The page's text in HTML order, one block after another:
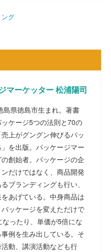
グ
マーケッター 松浦陽司
島県徳島市生まれ。著書
ッケージ5つの法則と70の
上がグングン伸びるパッ
を出版。パッケージマー
創始者。パッケージの企
だけではなく、商品開発
ブランディングも行い、
あげている。中身商品は
ッケージを変えただけで
ったり、単価が5倍にな
例を生み出している。そ
動、講演活動なども行